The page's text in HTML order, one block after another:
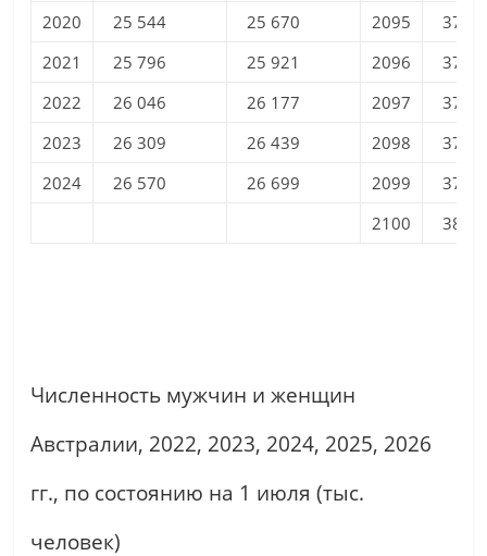
2020
25 544 25 670 2095
37
2021
25 796 25 921 2096
37
2022
26 046 26 177 2097
37
2023
26 309 26 439 2098
37
2024
26 570 26 699 2099
37
2100
38
Численность мужчин и женщин
Австралии, 2022, 2023, 2024, 2025, 2026
гг., по состоянию на 1 июля (тыс.
человек)